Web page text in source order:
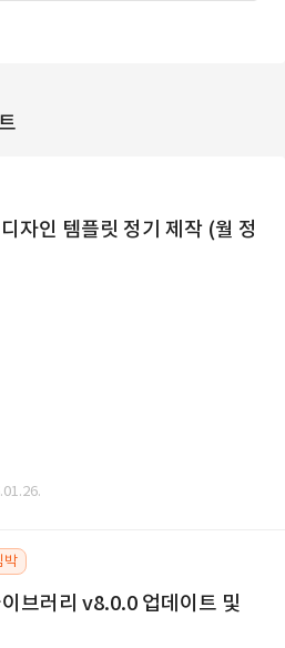
자인 템플릿 정기 제작 (월 정
박
브러리 v8.0.0 업데이트 및